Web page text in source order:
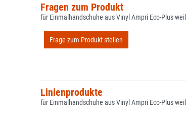
Fragen zum Produkt
für Einmalhandschuhe aus Vinyl Ampri Eco-Plus
Frage zum Produkt stellen
Linienprodukte
für Einmalhandschuhe aus Vinyl Ampri Eco-Plus